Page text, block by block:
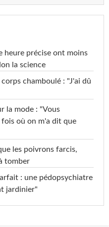
heure précise ont moins
la science
chamboulé : "J'ai dû
la mode : "Vous
fois où on m'a dit que
les poivrons farcis,
tomber
: une pédopsychiatre
jardinier"